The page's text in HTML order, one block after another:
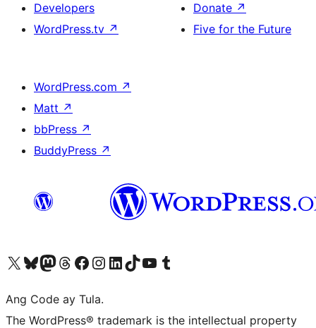
Developers
WordPress.tv ↗
Donate ↗
Five for the Future
WordPress.com ↗
Matt ↗
bbPress ↗
BuddyPress ↗
Visit our X (formerly Twitter) account
Bisitahin ang aming Bluesky account
Visit our Mastodon account
Bisitahin ang aming Threads account
Visit our Facebook page
Visit our Instagram account
Visit our LinkedIn account
Bisitahin ang aming TikTok account
Visit our YouTube channel
Bisitahin ang aming Tumblr account
Ang Code ay Tula.
The WordPress® trademark is the intellectual property